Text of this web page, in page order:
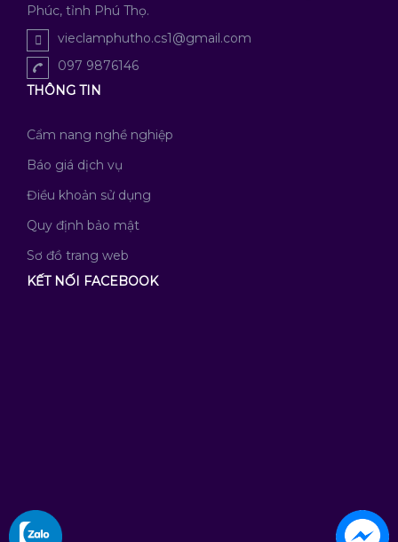
Phúc, tỉnh Phú Thọ.
vieclamphutho.cs1@gmail.com
097 9876146
THÔNG TIN
Cẩm nang nghề nghiệp
Báo giá dịch vụ
Điều khoản sử dụng
Quy định bảo mật
Sơ đồ trang web
KẾT NỐI FACEBOOK